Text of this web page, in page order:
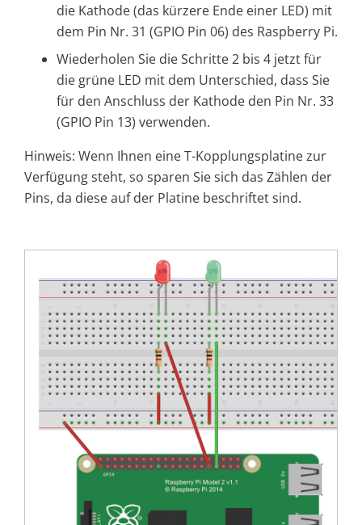
die Kathode (das kürzere Ende einer LED) mit
dem Pin Nr. 31 (GPIO Pin 06) des Raspberry Pi.
Wiederholen Sie die Schritte 2 bis 4 jetzt für
die grüne LED mit dem Unterschied, dass Sie
für den Anschluss der Kathode den Pin Nr. 33
(GPIO Pin 13) verwenden.
Hinweis: Wenn Ihnen eine T-Kopplungsplatine zur
Verfügung steht, so sparen Sie sich das Zählen der
Pins, da diese auf der Platine beschriftet sind.